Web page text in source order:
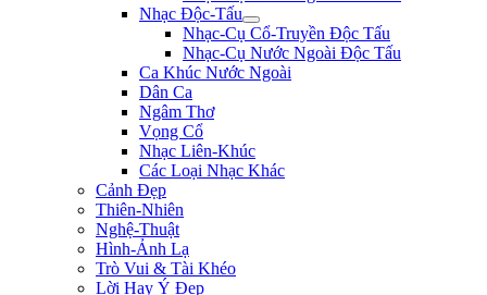
Nhạc Độc-Tấu
Nhạc-Cụ Cổ-Truyền Độc Tấu
Nhạc-Cụ Nước Ngoài Độc Tấu
Ca Khúc Nước Ngoài
Dân Ca
Ngâm Thơ
Vọng Cổ
Nhạc Liên-Khúc
Các Loại Nhạc Khác
Cảnh Đẹp
Thiên-Nhiên
Nghệ-Thuật
Hình-Ảnh Lạ
Trò Vui & Tài Khéo
Lời Hay Ý Đẹp